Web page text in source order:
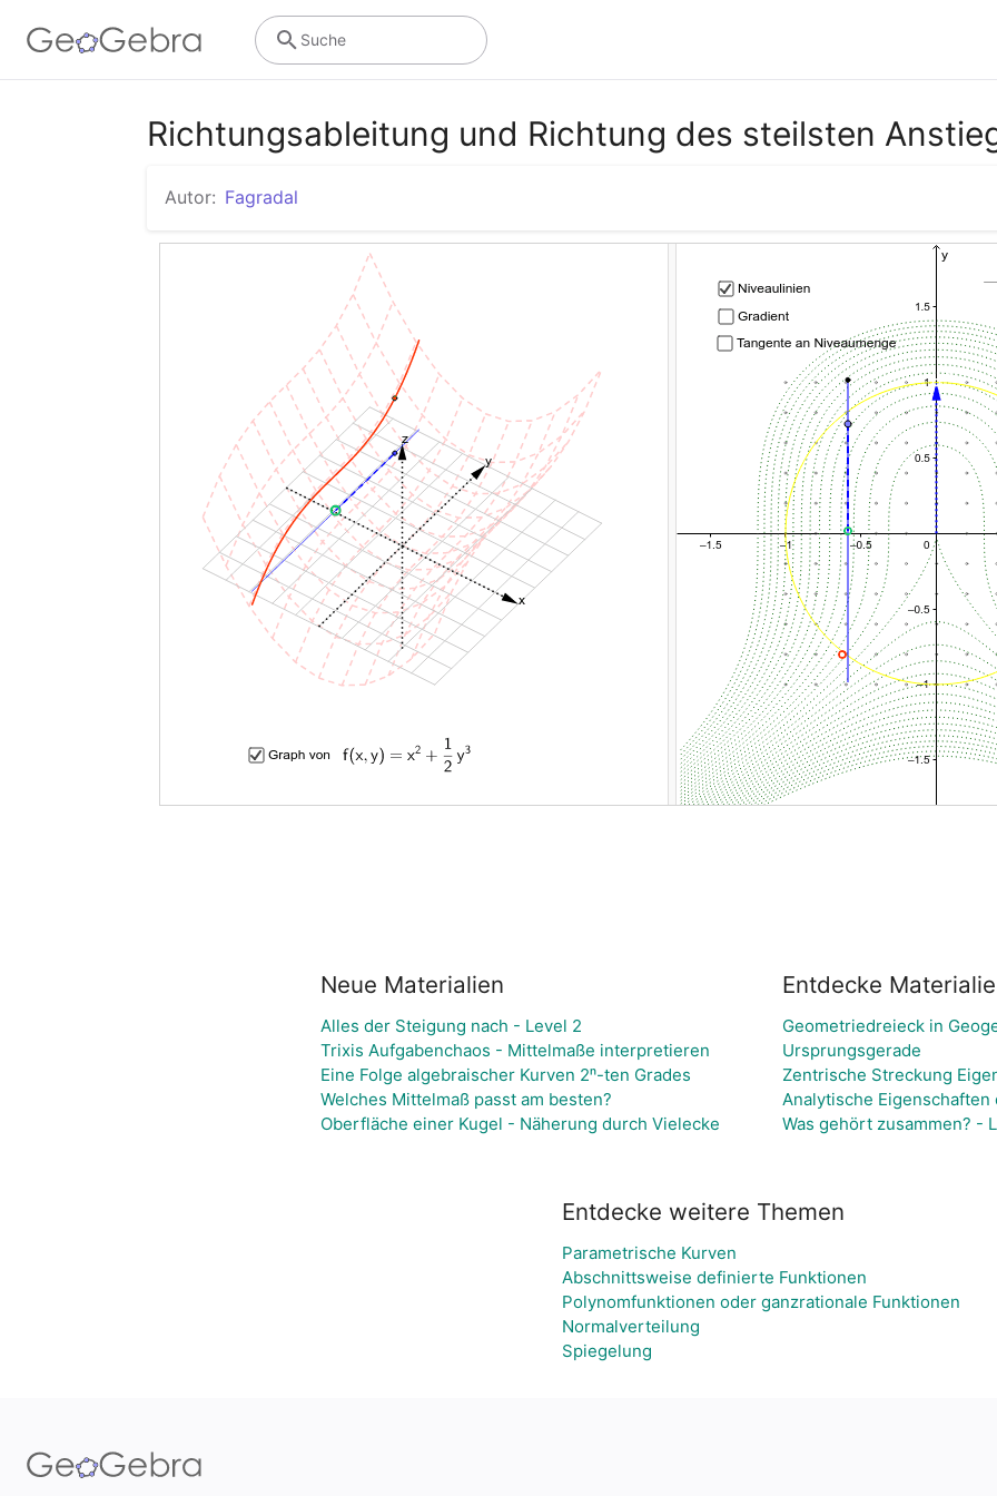
Suche
Richtungsableitung und Richtung des steilsten
Autor: Fagradal
Neue Materialien
Alles der Steigung nach - Level 2
Trixis Aufgabenchaos - Mittelmaße interpretieren
Eine Folge algebraischer Kurven 2ⁿ-ten Grades
Welches Mittelmaß passt am besten?
Oberfläche einer Kugel - Näherung durch Vielecke
Entdecke
Geometriedreieck in
Ursprungsgerade
Zentrische Streckung
Analytische
Was gehört zusammen? -
Entdecke weitere Themen
Parametrische Kurven
Abschnittsweise definierte Funktionen
Polynomfunktionen oder ganzrationale Funktionen
Normalverteilung
Spiegelung